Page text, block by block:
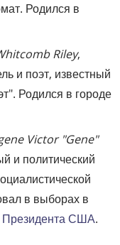
Родился в
Riley,
и поэт, известный
Родился в городе
Victor "Gene"
и политический
в выборах в
Президента США.